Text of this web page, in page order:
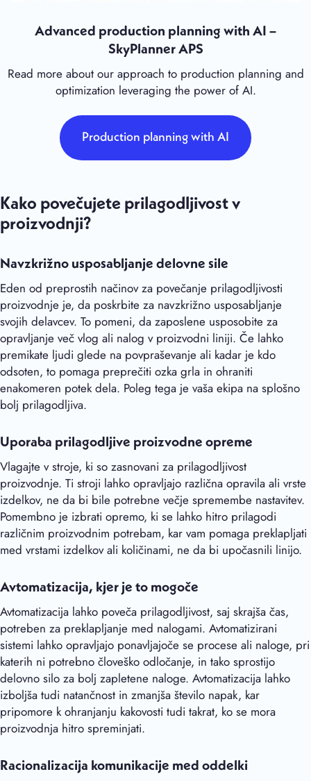
Advanced production planning with AI –
SkyPlanner APS
Read more about our approach to production planning and
optimization leveraging the power of AI.
Production planning with AI
Kako povečujete prilagodljivost v
proizvodnji?
Navzkrižno usposabljanje delovne sile
Eden od preprostih načinov za povečanje prilagodljivosti
proizvodnje je, da poskrbite za navzkrižno usposabljanje
svojih delavcev. To pomeni, da zaposlene usposobite za
opravljanje več vlog ali nalog v proizvodni liniji. Če lahko
premikate ljudi glede na povpraševanje ali kadar je kdo
odsoten, to pomaga preprečiti ozka grla in ohraniti
enakomeren potek dela. Poleg tega je vaša ekipa na splošno
bolj prilagodljiva.
Uporaba prilagodljive proizvodne opreme
Vlagajte v stroje, ki so zasnovani za prilagodljivost
proizvodnje. Ti stroji lahko opravljajo različna opravila ali vrste
izdelkov, ne da bi bile potrebne večje spremembe nastavitev.
Pomembno je izbrati opremo, ki se lahko hitro prilagodi
različnim proizvodnim potrebam, kar vam pomaga preklapljati
med vrstami izdelkov ali količinami, ne da bi upočasnili linijo.
Avtomatizacija, kjer je to mogoče
Avtomatizacija lahko poveča prilagodljivost, saj skrajša čas,
potreben za preklapljanje med nalogami. Avtomatizirani
sistemi lahko opravljajo ponavljajoče se procese ali naloge, pri
katerih ni potrebno človeško odločanje, in tako sprostijo
delovno silo za bolj zapletene naloge. Avtomatizacija lahko
izboljša tudi natančnost in zmanjša število napak, kar
pripomore k ohranjanju kakovosti tudi takrat, ko se mora
proizvodnja hitro spreminjati.
Racionalizacija komunikacije med oddelki